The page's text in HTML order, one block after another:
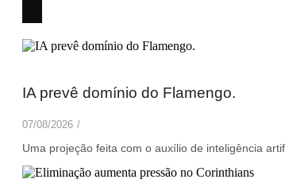
IA prevê domínio do Flamengo.
07/08/2026 /
Uma projeção feita com o auxílio de inteligência